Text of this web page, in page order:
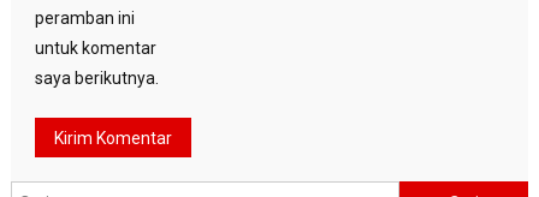
peramban ini
untuk komentar
saya berikutnya.